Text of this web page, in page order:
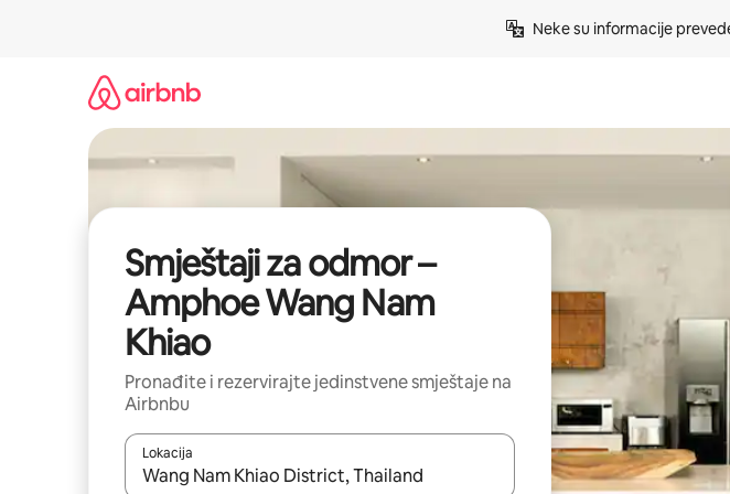
Neke su informacije
Smještaji za odmor –
Amphoe Wang Nam
Khiao
Pronađite i rezervirajte jedinstvene smještaje na
Airbnbu
Lokacija
Kada budu dostupni rezultati, moći ćete ih pregledati koristeći se strelicama